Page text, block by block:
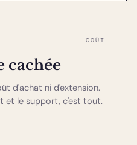
COÛT
cachée
d'achat ni d'extension.
et le support, c'est tout.